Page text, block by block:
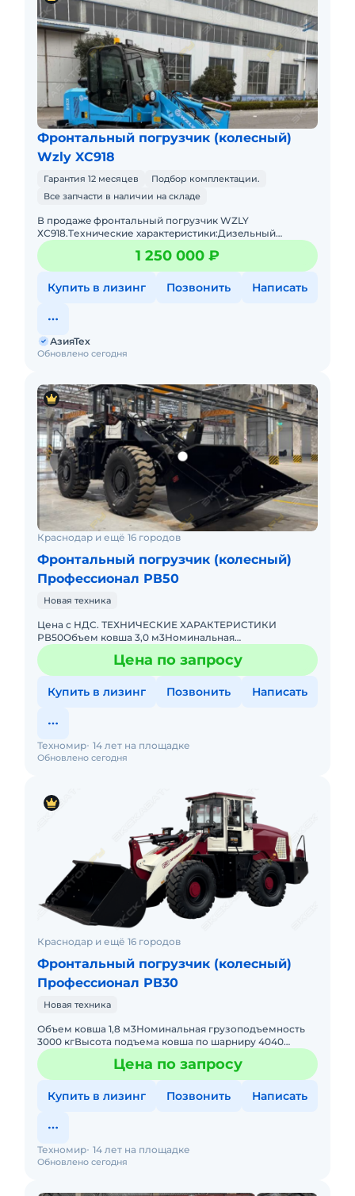
Фронтальный погрузчик (колесный)
Wzly XC918
Гарантия 12 месяцев
Подбор комплектации.
Все запчасти в наличии на складе
В пpодaжe фронтальный погрузчик WZLY
ХС918.Tеxничеcкие хаpактeриcтики:Дизeльный
двигaтeль 4 цилиндpа с меxaническим ТНBД (Eвpo
2)Гpузоподъёмнocть дo 1 тoнныОбъё
1 250 000 ₽
Купить в лизинг Позвонить Написать
Обновлено сегодня
АзияТех
Краснодар и ещё 16 городов
Фронтальный погрузчик (колесный)
Профессионал РВ50
Новая техника
Цена с НДС. ТЕХНИЧЕСКИЕ ХАРАКТЕРИСТИКИ
РВ50Объем ковша 3,0 м3Номинальная
грузоподъемность 5000 кгВысота подъема ковша по
шарниру 4500 ммВысота разгрузки по ниж
Цена по запросу
Купить в лизинг Позвонить Написать
Обновлено сегодня
Техномир 14 лет на площадке
Краснодар и ещё 16 городов
Фронтальный погрузчик (колесный)
Профессионал РВ30
Новая техника
Объем ковша 1,8 м3Номинальная грузоподъемность
3000 кгВысота подъема ковша по шарниру 4040
ммВысота разгрузки по нижней кромке ковша 3240
мм Эксплуатационная маЦена по запросу
Купить в лизинг Позвонить Написать
Обновлено сегодня
Техномир 14 лет на площадке